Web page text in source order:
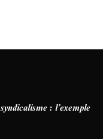
: l’exemple